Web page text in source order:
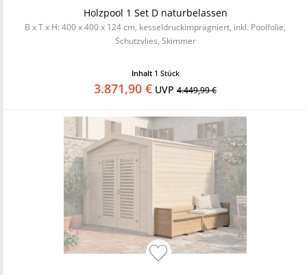
Holzpool 1 Set D naturbelassen
B x T x H: 400 x 400 x 124 cm, kesseldruckimprägniert, inkl. Poolfolie,
Schutzvlies, Skimmer
Inhalt 1 Stück
3.871,90 € UVP 4.449,99 €